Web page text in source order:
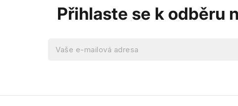
Přihlaste se k odběru